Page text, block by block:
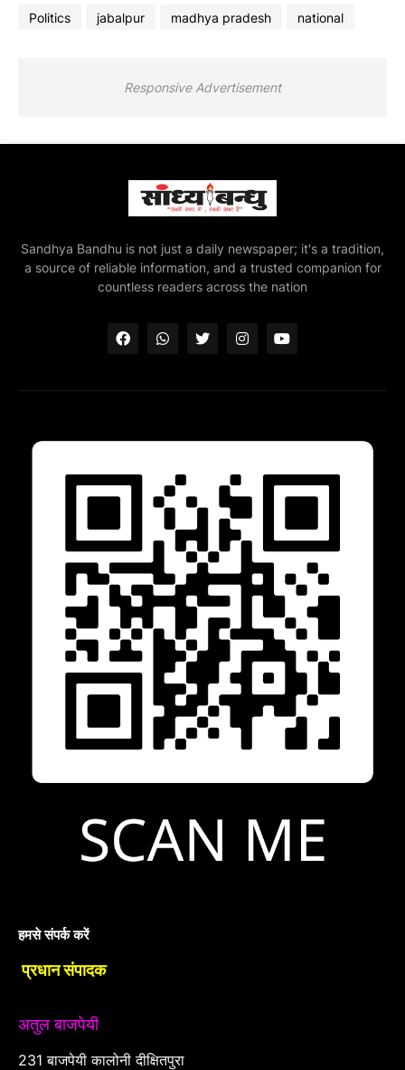
Politics jabalpur madhya pradesh national
Responsive Advertisement
Sandhya Bandhu is not just a daily newspaper; it's a tradition,
a source of reliable information, and a trusted companion for
countless readers across the nation
हमसे संपर्क करें
प्रधान संपादक
अतुल बाजपेयी
231 बाजपेयी कालोनी दीक्षितपुरा